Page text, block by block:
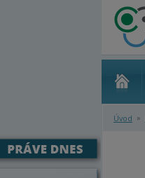
Úvod »